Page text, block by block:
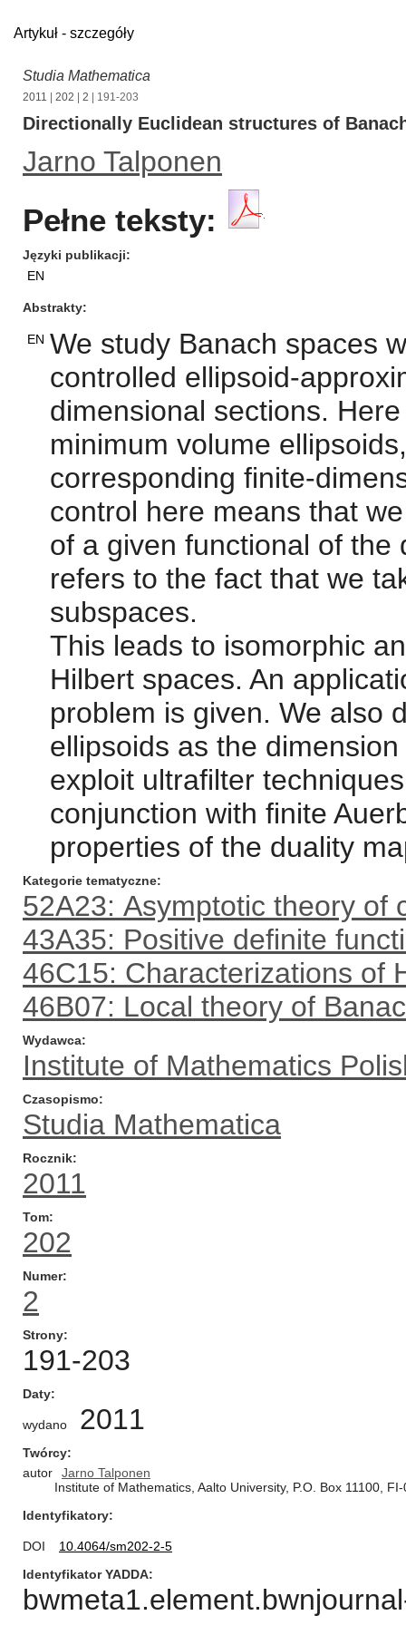
Artykuł - szczegóły
Studia Mathematica
2011 202 2 | 191-203
Directionally Euclidean structures of
Jarno Talponen
Pełne teksty:
Języki publikacji
EN
Abstrakty
EN We study Banach spaces
controlled ellipsoid-
dimensional sections.
minimum volume
corresponding finite-
control here means that
of a given functional of the
refers to the fact that we
subspaces.
This leads to isomorphic
Hilbert spaces. An
problem is given. We also
ellipsoids as the
exploit ultrafilter
conjunction with finite
properties of the duality
Kategorie tematyczne
52A23: Asymptotic theory of
43A35: Positive definite
46C15: Characterizations of
46B07: Local theory of
Wydawca
Institute of Mathematics
Czasopismo
Studia Mathematica
Rocznik
2011
Tom
202
Numer
2
Strony
191-203
Daty
wydano 2011
Twórcy
autor
Jarno Talponen
Institute of Mathematics, Aalto University, P.O. Box 11100,
Identyfikatory
DOI
10.4064/sm202-2-5
Identyfikator YADDA